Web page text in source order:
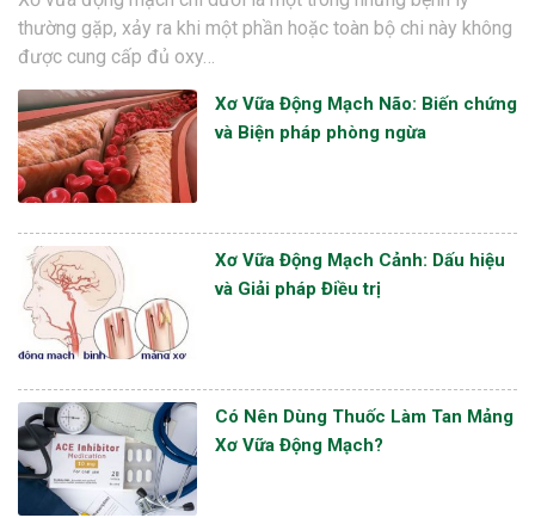
thường gặp, xảy ra khi một phần hoặc toàn bộ chi này không
được cung cấp đủ oxy…
Xơ Vữa Động Mạch Não: Biến chứng
và Biện pháp phòng ngừa
Xơ Vữa Động Mạch Cảnh: Dấu hiệu
và Giải pháp Điều trị
Có Nên Dùng Thuốc Làm Tan Mảng
Xơ Vữa Động Mạch?